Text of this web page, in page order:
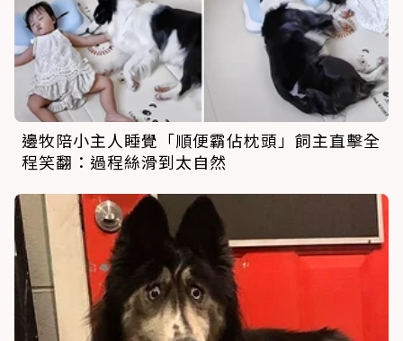
邊牧陪小主人睡覺「順便霸佔枕頭」飼主直擊全
程笑翻：過程絲滑到太自然